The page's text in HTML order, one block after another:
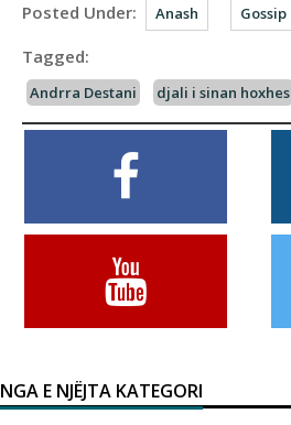
Posted Under: Anash Gossip
Tagged:
Andrra Destani djali i sinan hoxhes
NGA E NJËJTA KATEGORI